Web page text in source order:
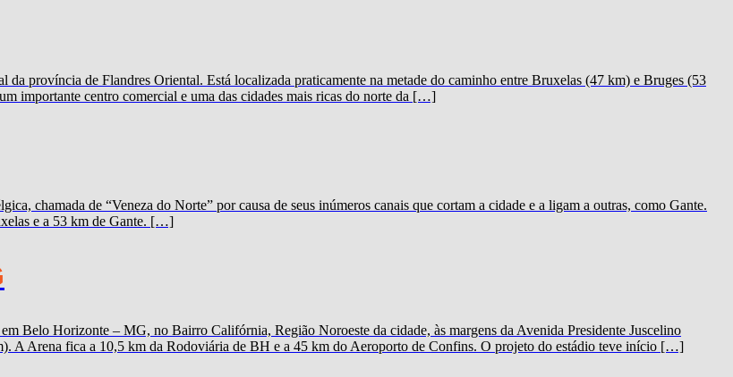
da província de Flandres Oriental. Está localizada praticamente na metade do caminho entre Bruxelas (47 km) e Bruges (53
importante centro comercial e uma das cidades mais ricas do norte da […]
chamada de “Veneza do Norte” por causa de seus inúmeros canais que cortam a cidade e a ligam a outras, como Gante.
e a 53 km de Gante. […]
Belo Horizonte – MG, no Bairro Califórnia, Região Noroeste da cidade, às margens da Avenida Presidente Juscelino
A Arena fica a 10,5 km da Rodoviária de BH e a 45 km do Aeroporto de Confins. O projeto do estádio teve início […]